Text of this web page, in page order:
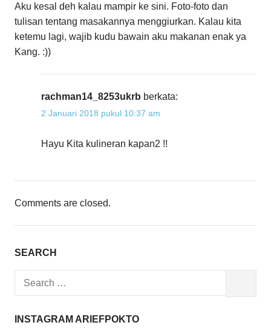
Aku kesal deh kalau mampir ke sini. Foto-foto dan
tulisan tentang masakannya menggiurkan. Kalau kita
ketemu lagi, wajib kudu bawain aku makanan enak ya
Kang. :))
rachman14_8253ukrb berkata:
2 Januari 2018 pukul 10:37 am
Hayu Kita kulineran kapan2 !!
Comments are closed.
SEARCH
Search
INSTAGRAM ARIEFPOKTO